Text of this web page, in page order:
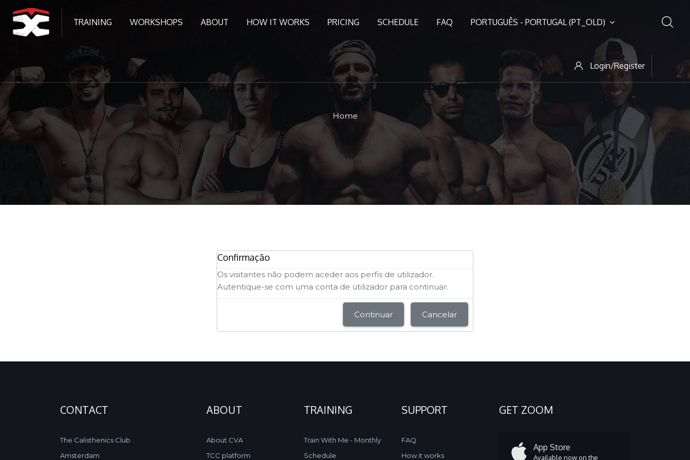
TRAINING WORKSHOPS ABOUT HOW IT WORKS PRICING SCHEDULE FAQ PORTUGUÊS - PORTUGAL ‎(PT_OLD)‎
Login/Register
Home
Confirmação
Os visitantes não podem aceder aos perfis de utilizador.
Autentique-se com uma conta de utilizador para continuar.
Continuar Cancelar
CONTACT
The Calisthenics Club
Amsterdam
ABOUT
About CVA
TCC platform
TRAINING
Train With Me - Monthly
Schedule
SUPPORT
FAQ
How it works
GET ZOOM
App Store
Available now on the